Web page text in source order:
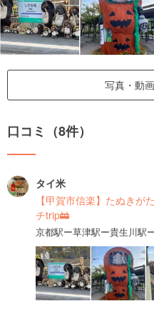
写真・動
口コミ（8件）
タイ米
【甲賀市信楽】たぬきが
チtrip🚋
京都駅ー草津駅ー貴生川駅